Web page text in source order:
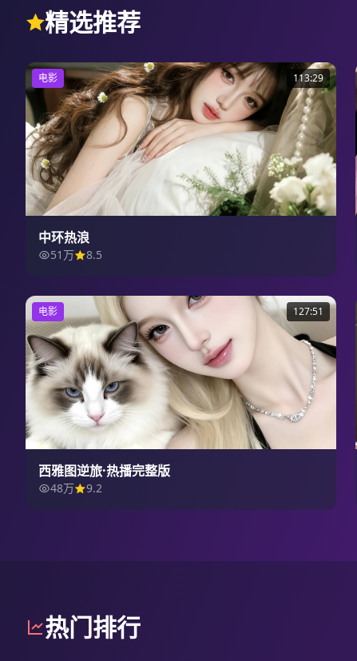
精选推荐
电影 113:29
中环热浪
51万 8.5
电影 127:51
西雅图逆旅·热播完整版
48万 9.2
热门排行